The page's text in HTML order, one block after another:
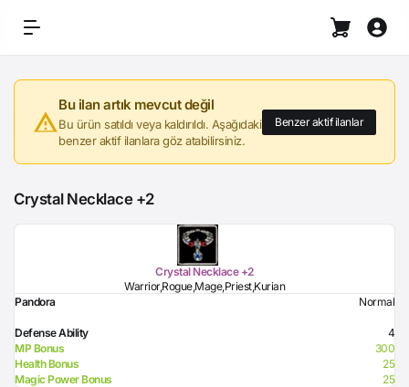
Bu ilan artık mevcut değil
Bu ürün satıldı veya kaldırıldı. Aşağıdaki
benzer aktif ilanlara göz atabilirsiniz.
Benzer aktif ilanlar
Crystal Necklace +2
Crystal Necklace +2
Warrior,Rogue,Mage,Priest,Kurian
Pandora
Normal
Defense Ability
4
MP Bonus
300
Health Bonus
25
Magic Power Bonus
25